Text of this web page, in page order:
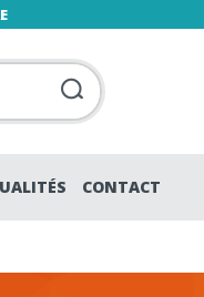
CONTACT